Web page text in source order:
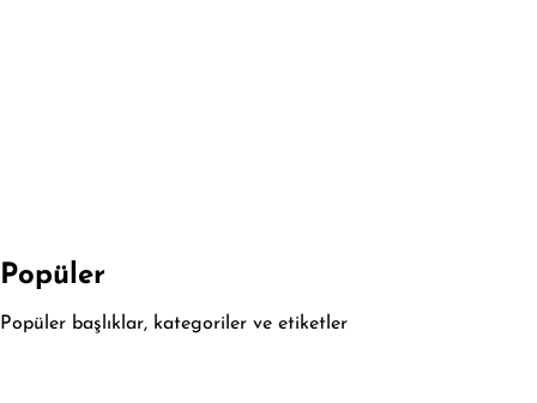
Popüler
Popüler başlıklar, kategoriler ve etiketler